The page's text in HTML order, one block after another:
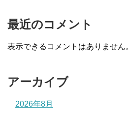
最近のコメント
表示できるコメントはありません。
アーカイブ
2026年8月